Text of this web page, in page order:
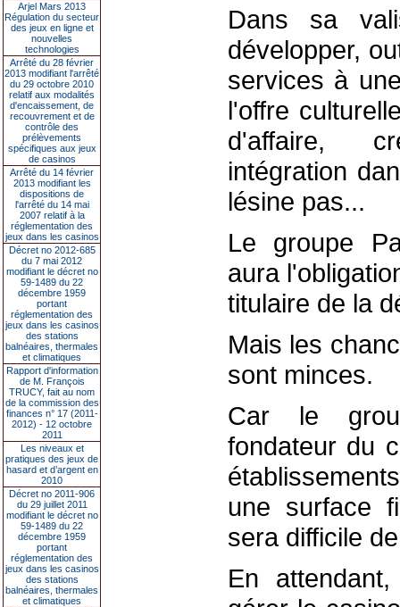
Arjel Mars 2013
Régulation du secteur
des jeux en ligne et
nouvelles
technologies
Arrêté du 28 février
2013 modifiant l'arrêté
du 29 octobre 2010
relatif aux modalités
d'encaissement, de
recouvrement et de
contrôle des
prélèvements
spécifiques aux jeux
de casinos
Arrêté du 14 février
2013 modifiant les
dispositions de
l'arrêté du 14 mai
2007 relatif à la
réglementation des
jeux dans les casinos
Décret no 2012-685
du 7 mai 2012
modifiant le décret no
59-1489 du 22
décembre 1959
portant
réglementation des
jeux dans les casinos
des stations
balnéaires, thermales
et climatiques
Rapport d'information
de M. François
TRUCY, fait au nom
de la commission des
finances n° 17 (2011-
2012) - 12 octobre
2011
Les niveaux et
pratiques des jeux de
hasard et d’argent en
2010
Décret no 2011-906
du 29 juillet 2011
modifiant le décret no
59-1489 du 22
décembre 1959
portant
réglementation des
jeux dans les casinos
des stations
balnéaires, thermales
et climatiques
Dans sa
développer,
services à
l'offre
d'affaire,
intégration
lésine pas...
Le groupe
aura
titulaire de la
Mais les
sont minces.
Car le
fondateur du
une surface
sera difficile
En